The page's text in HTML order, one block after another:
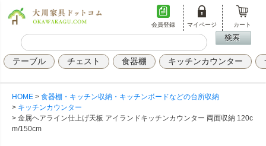
会員登録 マイページ カート
テーブル チェスト 食器棚 キッチンカウンター
HOME
食器棚・キッチン収納・キッチンボードなどの台所収納
キッチンカウンター
金属ヘアライン仕上げ天板 アイランドキッチンカウンター 両面収納 120c
m/150cm